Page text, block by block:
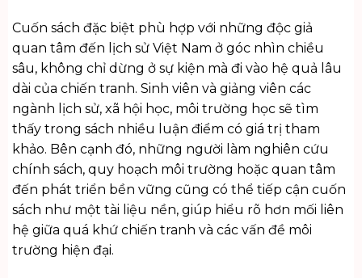
Cuốn sách đặc biệt phù hợp với những độc giả
quan tâm đến lịch sử Việt Nam ở góc nhìn chiều
sâu, không chỉ dừng ở sự kiện mà đi vào hệ quả lâu
dài của chiến tranh. Sinh viên và giảng viên các
ngành lịch sử, xã hội học, môi trường học sẽ tìm
thấy trong sách nhiều luận điểm có giá trị tham
khảo. Bên cạnh đó, những người làm nghiên cứu
chính sách, quy hoạch môi trường hoặc quan tâm
đến phát triển bền vững cũng có thể tiếp cận cuốn
sách như một tài liệu nền, giúp hiểu rõ hơn mối liên
hệ giữa quá khứ chiến tranh và các vấn đề môi
trường hiện đại.